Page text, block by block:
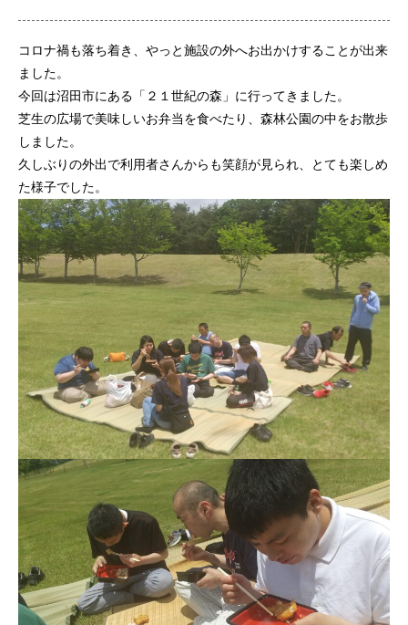
コロナ禍も落ち着き、やっと施設の外へお出かけすることが出来
ました。
今回は沼田市にある「２１世紀の森」に行ってきました。
芝生の広場で美味しいお弁当を食べたり、森林公園の中をお散歩
しました。
久しぶりの外出で利用者さんからも笑顔が見られ、とても楽しめ
た様子でした。